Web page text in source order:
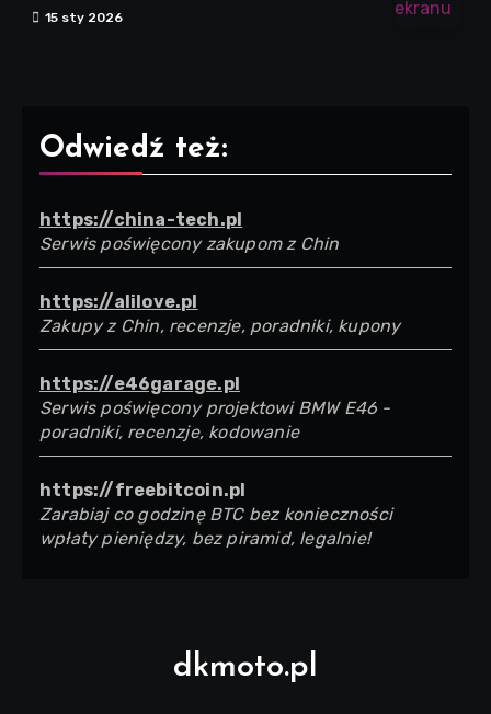
15 sty 2026
Odwiedź też:
https://china-tech.pl
Serwis poświęcony zakupom z Chin
https://alilove.pl
Zakupy z Chin, recenzje, poradniki, kupony
https://e46garage.pl
Serwis poświęcony projektowi BMW E46 -
poradniki, recenzje, kodowanie
https://freebitcoin.pl
Zarabiaj co godzinę BTC bez konieczności
wpłaty pieniędzy, bez piramid, legalnie!
dkmoto.pl